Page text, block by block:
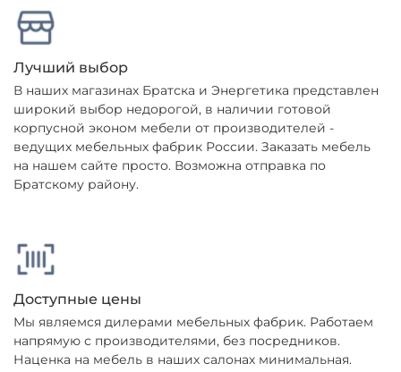
Лучший выбор
В наших магазинах Братска и Энергетика представлен
широкий выбор недорогой, в наличии готовой
корпусной эконом мебели от производителей -
ведущих мебельных фабрик России. Заказать мебель
на нашем сайте просто. Возможна отправка по
Братскому району.
Доступные цены
Мы являемся дилерами мебельных фабрик. Работаем
напрямую с производителями, без посредников.
Наценка на мебель в наших салонах минимальная.